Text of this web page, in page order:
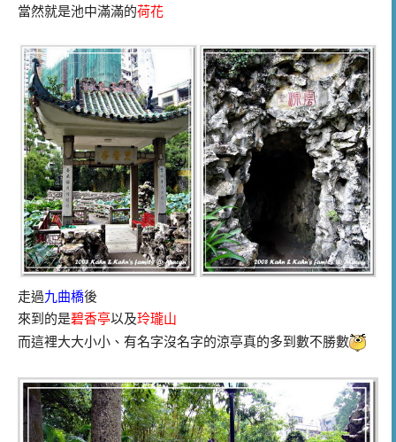
當然就是池中滿滿的荷花
走過九曲橋後
來到的是碧香亭以及玲瓏山
而這裡大大小小 、 有名字沒名字的涼亭真的多到數不勝數